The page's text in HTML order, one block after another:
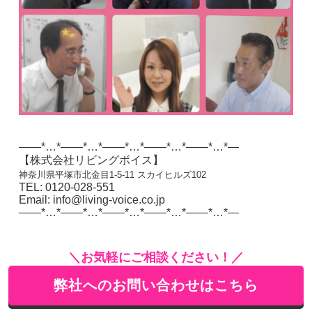
——*…*——*…*——*…*——*…*——*…*—
【株式会社リビングボイス】
神奈川県平塚市北金目1-5-11 スカイヒルズ102
TEL: 0120-028-551
Email: info@living-voice.co.jp
——*…*——*…*——*…*——*…*——*…*—
＼お気軽にご相談ください！／
弊社へのお問い合わせはこちら